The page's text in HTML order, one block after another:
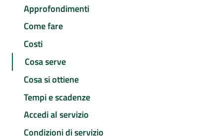
Approfondimenti
Come fare
Costi
Cosa serve
Cosa si ottiene
Tempi e scadenze
Accedi al servizio
Condizioni di servizio